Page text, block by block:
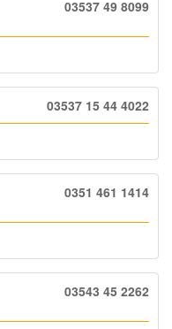
03537 49 8099
03537 15 44 4022
0351 461 1414
03543 45 2262